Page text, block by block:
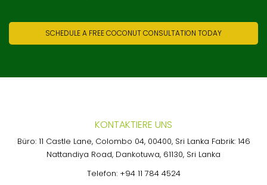
SCHEDULE A FREE COCONUT CONSULTATION TODAY
KONTAKTIERE UNS
Büro: 11 Castle Lane, Colombo 04, 00400, Sri Lanka Fabrik: 146
Nattandiya Road, Dankotuwa, 61130, Sri Lanka
Telefon: +94 11 784 4524